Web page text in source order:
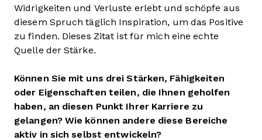
Widrigkeiten und Verluste erlebt und schöpfe aus
diesem Spruch täglich Inspiration, um das Positive
zu finden. Dieses Zitat ist für mich eine echte
Quelle der Stärke.
Können Sie mit uns drei Stärken, Fähigkeiten
oder Eigenschaften teilen, die Ihnen geholfen
haben, an diesen Punkt Ihrer Karriere zu
gelangen? Wie können andere diese Bereiche
aktiv in sich selbst entwickeln?